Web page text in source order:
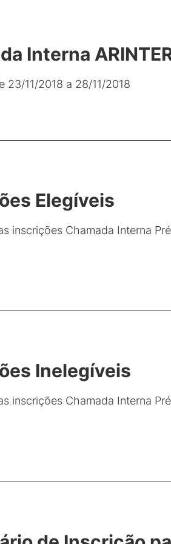
Interna
23/11/2018 a 28/11/2018
Elegíveis
inscrições Chamada Interna
Inelegíveis
inscrições Chamada Interna